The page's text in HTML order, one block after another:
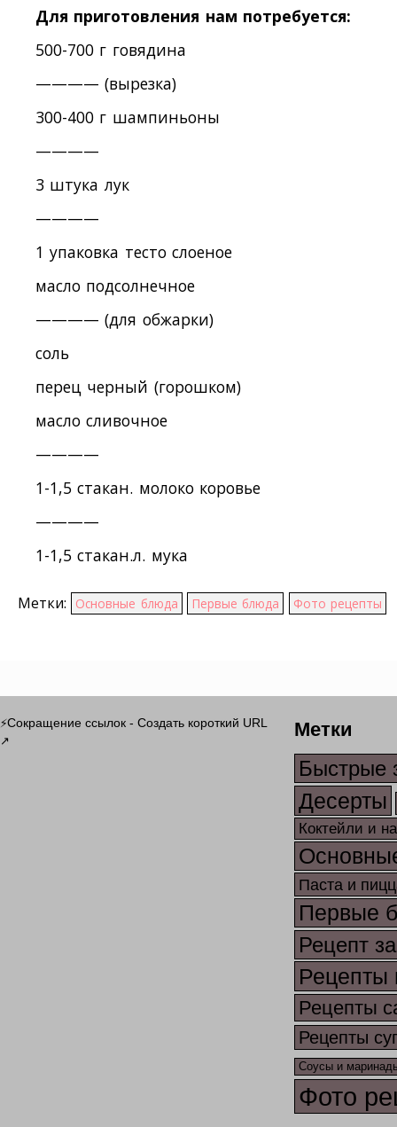
Для приготовления нам потребуется:
500-700 г говядина
———— (вырезка)
300-400 г шампиньоны
————
3 штука лук
————
1 упаковка тесто слоеное
масло подсолнечное
———— (для обжарки)
соль
перец черный (горошком)
масло сливочное
————
1-1,5 стакан. молоко коровье
————
1-1,5 стакан.л. мука
Метки: Основные блюда Первые блюда Фото рецепты
⚡Сокращение ссылок - Создать короткий URL
↗ Метки
Быстрые
Десерты
Коктейли и
Паста и
Первые
Рецепт
Рецепты
Рецепты
Рецепты
Соусы и
Фото